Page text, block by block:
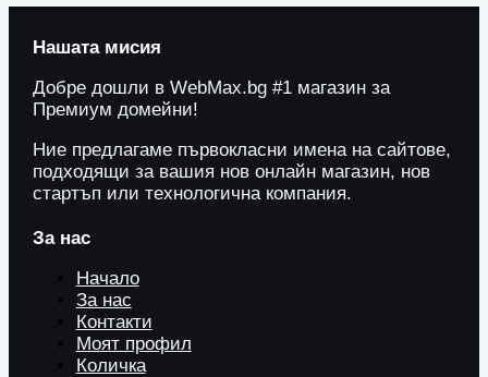
Нашата мисия
Добре дошли в WebMax.bg #1 магазин за
Премиум домейни!
Ние предлагаме първокласни имена на сайтове,
подходящи за вашия нов онлайн магазин, нов
стартъп или технологична компания.
За нас
Начало
За нас
Контакти
Моят профил
Количка